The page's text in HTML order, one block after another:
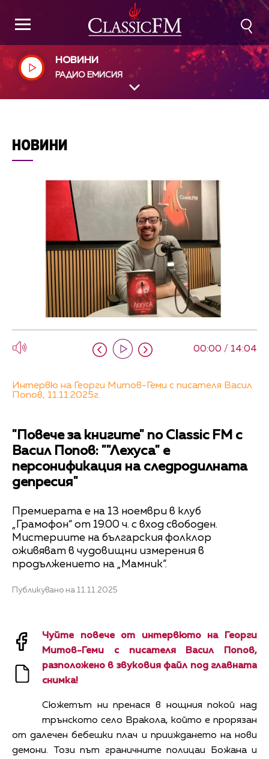
НОВИНИ
РАДИО ЕМИСИЯ
НОВИНИ
00:00 / 14:04
Интервю на Георги Митов-Геми с писателя Васил
Попов, 11.11.2025г.
"Повече за книгите" по Classic FM с
Васил Попов: ""Лехуса" е
персонификация на следродилната
депресия"
Премиерата е на 13 ноември в клуб
„Грамофон“ от 19.00 ч. с вход свободен.
Мистериите на българския фолклор
оживяват в чудовищни измерения в
продължението на „Мамник“.
Публикувано на 11.11.2025
Чуйте повече от интервюто на Георги
Митов-Геми с писателя Васил Попов,
разположено в звуковия файл под главната
снимка!
Сюжетът ни пренася в нощния покой над
трънското село Вракола, който е прорязан
от далечен бебешки плач и прииждането на нови
демони. Този път граничните полицаи Божана и